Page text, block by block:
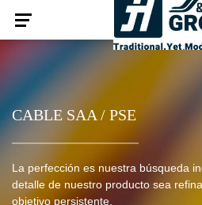
CABLE SAA / PSE
La perfección es nuestra búsqueda
detalle de nuestro producto sea
objetivo persistente,